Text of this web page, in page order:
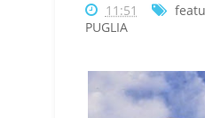
11:51
PUGLIA